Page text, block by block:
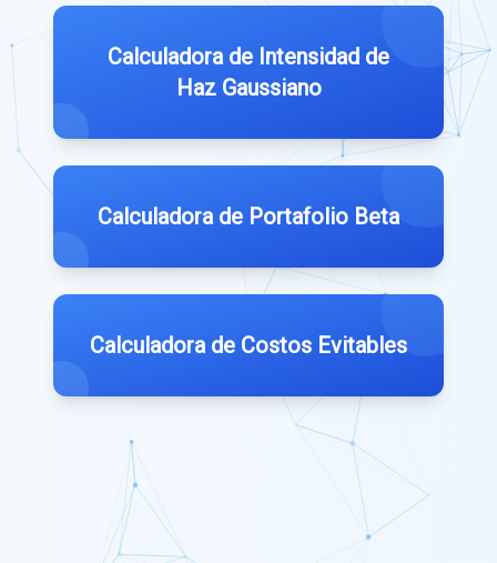
Calculadora de Intensidad de
Haz Gaussiano
Calculadora de Portafolio Beta
Calculadora de Costos Evitables